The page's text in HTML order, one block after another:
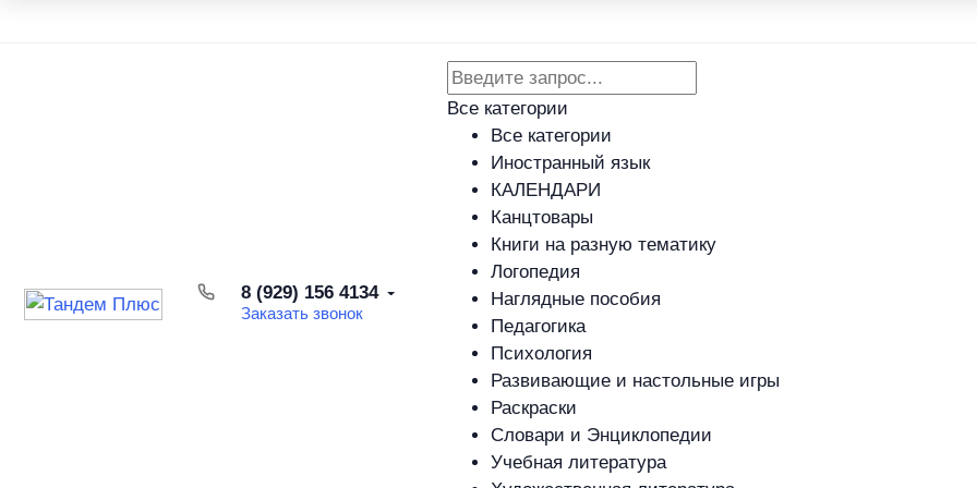
8 (929) 156 4134
Заказать звонок
Все категории
Все категории
Иностранный язык
КАЛЕНДАРИ
Канцтовары
Книги на разную тематику
Логопедия
Наглядные пособия
Педагогика
Психология
Развивающие и настольные игры
Раскраски
Словари и Энциклопедии
Учебная литература